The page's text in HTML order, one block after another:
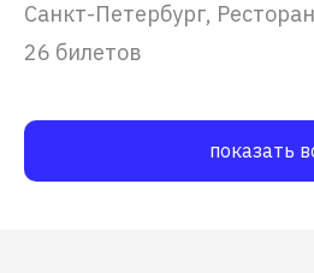
Санкт-Петербург,
26 билетов
показать